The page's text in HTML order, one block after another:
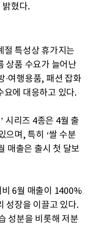
밝혔다.
절 특성상 휴가지는
상품 수요가 늘어난
·여행용품, 패션 잡화
요에 대응하고 있다.
시리즈 4종은 4월 출
으며, 특히 ‘쌀 수분
매출은 출시 첫 달보
비 6월 매출이 1400%
성장을 이끌고 있다.
성분을 비롯해 저분